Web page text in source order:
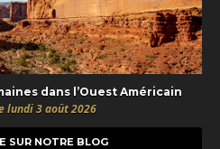
dans l’Ouest Américain
lundi 3 août 2026
SUR NOTRE BLOG